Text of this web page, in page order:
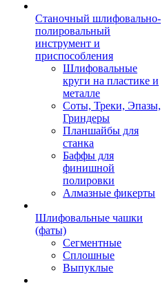
Станочный шлифовально-
полировальный
инструмент и
приспособления
Шлифовальные
круги на пластике и
металле
Соты, Треки, Эпазы,
Гриндеры
Планшайбы для
станка
Баффы для
финишной
полировки
Алмазные фикерты
Шлифовальные чашки
(фаты)
Сегментные
Сплошные
Выпуклые